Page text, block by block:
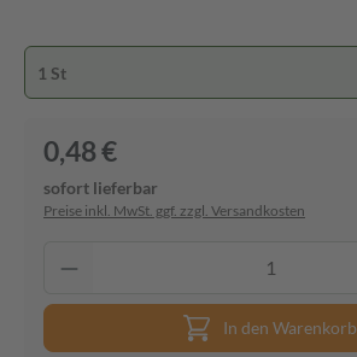
1 St
0,48 €
sofort lieferbar
Preise inkl. MwSt. ggf. zzgl. Versandkosten
In den Warenkorb